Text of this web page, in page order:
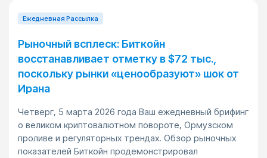
Ежедневная Pассылка
Рыночный всплеск: Биткойн
восстанавливает отметку в $72 тыс.,
поскольку рынки «ценообразуют» шок от
Ирана
Четверг, 5 марта 2026 года Ваш ежедневный брифинг
о великом криптовалютном повороте, Ормузском
проливе и регуляторных трендах. Обзор рыночных
показателей Биткойн продемонстрировал